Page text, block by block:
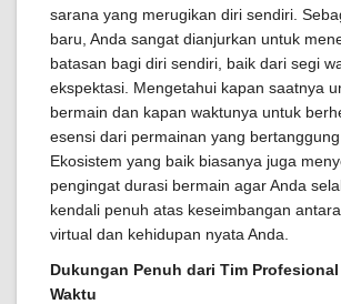
sarana yang merugikan diri sendiri.
baru, Anda sangat dianjurkan untuk
batasan bagi diri sendiri, baik dari segi
ekspektasi. Mengetahui kapan saatnya
bermain dan kapan waktunya untuk
esensi dari permainan yang bertanggung
Ekosistem yang baik biasanya juga
pengingat durasi bermain agar Anda
kendali penuh atas keseimbangan
virtual dan kehidupan nyata Anda.
Dukungan Penuh dari Tim
Waktu